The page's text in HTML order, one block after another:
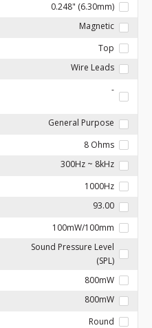
0.248" (6.30mm)
Magnetic
Top
Wire Leads
-
General Purpose
8 Ohms
300Hz ~ 8kHz
1000Hz
93.00
100mW/100mm
Sound Pressure Level
(SPL)
800mW
800mW
Round